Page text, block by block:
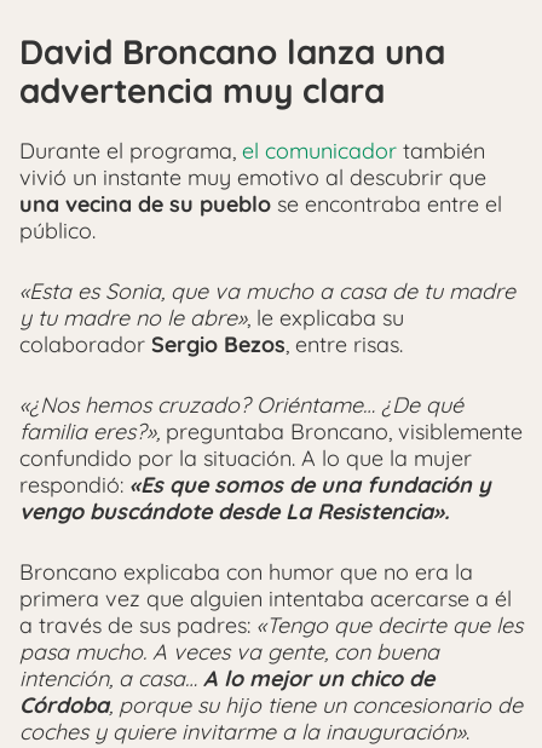
David Broncano lanza una
advertencia muy clara
Durante el programa, el comunicador también
vivió un instante muy emotivo al descubrir que
una vecina de su pueblo se encontraba entre el
público.
«Esta es Sonia, que va mucho a casa de tu madre
y tu madre no le abre», le explicaba su
colaborador Sergio Bezos, entre risas.
«¿Nos hemos cruzado? Oriéntame… ¿De qué
familia eres?», preguntaba Broncano, visiblemente
confundido por la situación. A lo que la mujer
respondió: «Es que somos de una fundación y
vengo buscándote desde La Resistencia».
Broncano explicaba con humor que no era la
primera vez que alguien intentaba acercarse a él
a través de sus padres: «Tengo que decirte que les
pasa mucho. A veces va gente, con buena
intención, a casa… A lo mejor un chico de
Córdoba, porque su hijo tiene un concesionario de
coches y quiere invitarme a la inauguración».